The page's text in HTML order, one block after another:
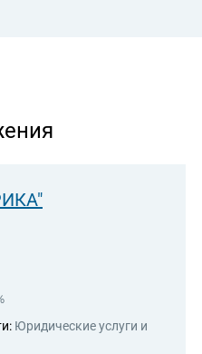
Юридические услуги и